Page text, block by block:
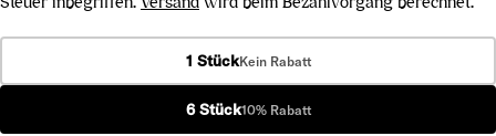
1 StückKein Rabatt
6 Stück10% Rabatt